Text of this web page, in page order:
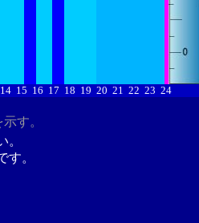
14 15 16 17 18 19 20 21 22 23 24
す。
。